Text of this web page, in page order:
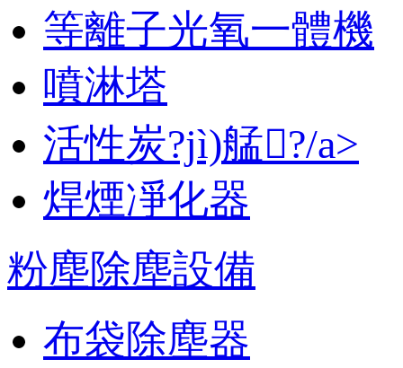
等離子光氧一體機
噴淋塔
活性炭?jì)艋?/a>
焊煙凈化器
粉塵除塵設備
布袋除塵器